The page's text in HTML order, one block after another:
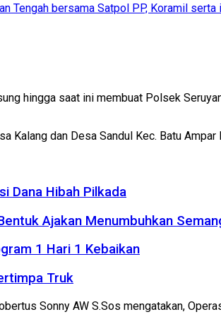
Tengah bersama Satpol PP, Koramil
hingga saat ini membuat Polsek
dan Desa Sandul Kec. Batu Ampar
Dana Hibah Pilkada
Ajakan Menumbuhkan
1 Hari 1 Kebaikan
Truk
Sonny AW S.Sos mengatakan,